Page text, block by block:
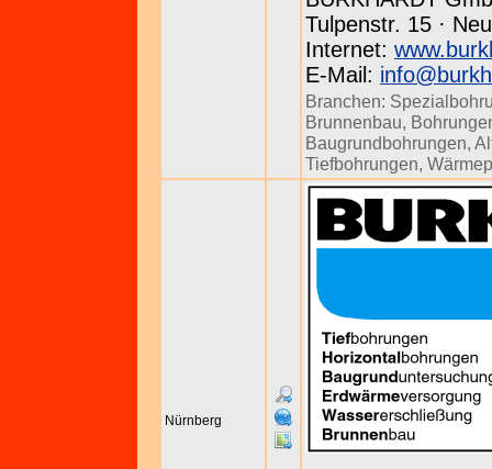
Tulpenstr. 15 ·
Internet:
E-Mail:
Branchen:
Brunnenbau,
Baugrundbohrungen,
Tiefbohrungen,
Nürnberg